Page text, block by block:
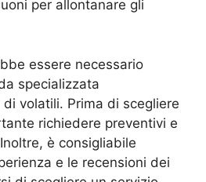
per allontanare gli
essere necessario
specializzata
di volatili. Prima di scegliere
richiedere preventivi e
è consigliabile
e le recensioni dei